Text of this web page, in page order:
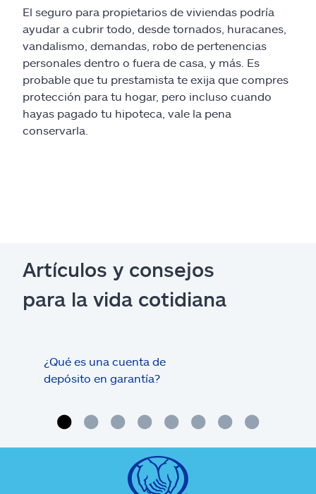
El seguro para propietarios de viviendas podría
ayudar a cubrir todo, desde tornados, huracanes,
vandalismo, demandas, robo de pertenencias
personales dentro o fuera de casa, y más. Es
probable que tu prestamista te exija que compres
protección para tu hogar, pero incluso cuando
hayas pagado tu hipoteca, vale la pena
conservarla.
Artículos y consejos
para la vida cotidiana
¿Qué es una cuenta de
depósito en garantía?